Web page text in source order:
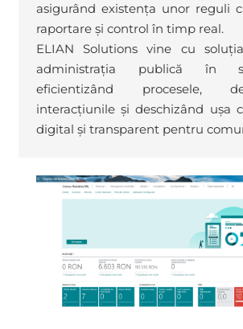
asigurând existența unor reguli
raportare și control în timp real.
ELIAN Solutions vine cu
administrația publică în
eficientizând procesele,
interacțiunile și deschizând ușa
digital și transparent pentru